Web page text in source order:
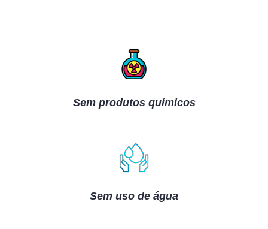
Sem produtos químicos
Sem uso de água